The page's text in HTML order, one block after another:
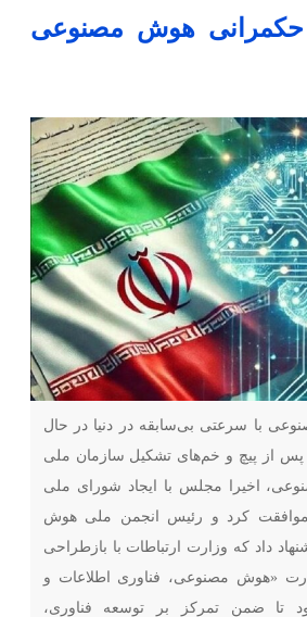
حکمرانی هوش مصنوعی
با سرعتی بی‌سابقه در دنیا در حال
پس از پیچ و خم‌های تشکیل سازمان ملی
اخیرا مجلس با ایجاد شورای ملی
موافقت کرد و رئیس انجمن ملی هوش
داد که وزارت ارتباطات با بازطراحی
«هوش مصنوعی، فناوری اطلاعات و
تا ضمن تمرکز بر توسعه فناوری،